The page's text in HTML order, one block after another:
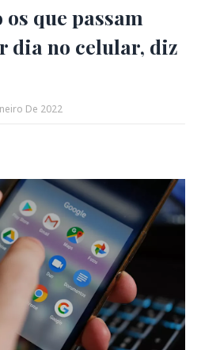
que passam
dia no celular, diz
De 2022